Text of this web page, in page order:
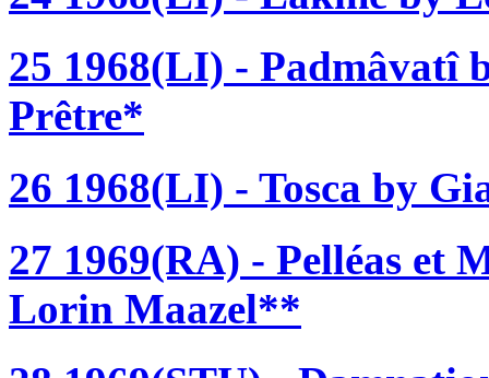
25 1968(LI) - Padmâvatî
Prêtre*
26 1968(LI) - Tosca by
27 1969(RA) - Pelléas et
Lorin Maazel**